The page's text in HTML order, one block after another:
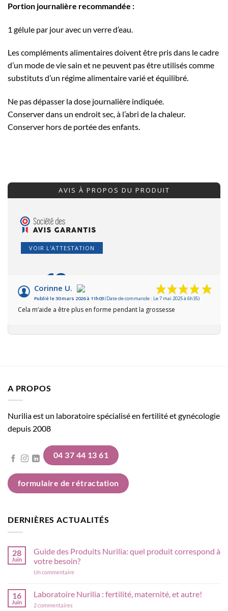
Portion journalière recommandée :
1 gélule par jour avec un verre d’eau.
Les compléments alimentaires doivent être pris dans le cadre
d’un mode de vie sain et ne peuvent pas être utilisés comme
substituts d’un régime alimentaire varié et équilibré.
Ne pas dépasser la dose journalière indiquée.
Conserver dans un endroit sec, à l’abri de la chaleur.
Conserver hors de portée des enfants.
AVIS À PROPOS DU PRODUIT
VOIR L'ATTESTATION
10/10
Corinne U.
Publié le 30 mars 2026 à 11h03(Date de commande : Le 7 mai 2025 à 6h35)
Cela m’aide a être plus en forme pendant la grossesse
A PROPOS
Nurilia est un laboratoire spécialisé en fertilité et gynécologie
depuis 2008
04 37 44 13 61
formulaire de rétractation
DERNIÈRES ACTUALITÉS
28
Juin
Guide des Produits Nurilia: quel produit correspond à
votre besoin?
Un commentairesur
Produits
Nurilia:
16
Juin
Laboratoire Nurilia : fertilité, maternité, et autre!
2 commentaires